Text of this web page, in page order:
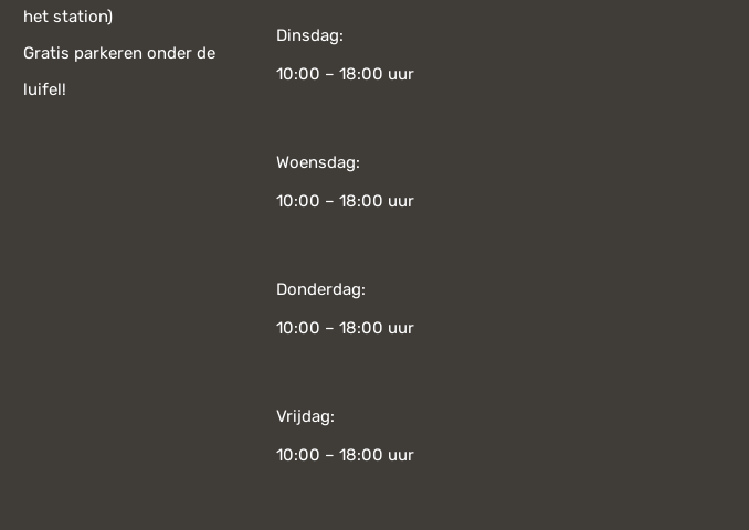
het station)
Gratis parkeren onder de
luifel!
Dinsdag:
10:00 – 18:00 uur
Woensdag:
10:00 – 18:00 uur
Donderdag:
10:00 – 18:00 uur
Vrijdag:
10:00 – 18:00 uur